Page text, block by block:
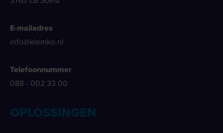
E-mailadres
info@klemko.nl
Telefoonnummer
088 - 002 33 00
OPLOSSINGEN